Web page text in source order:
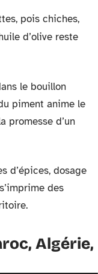
pois chiches,
d’olive reste
le bouillon
piment anime le
promesse d’un
d’épices, dosage
des
Algérie,